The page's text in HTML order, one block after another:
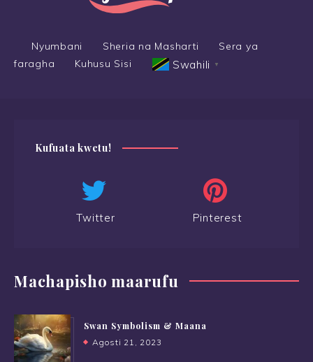
Nyumbani Sheria na Masharti
Sera ya
faragha
Kuhusu Sisi Swahili ▼
Kufuata kwetu!
Twitter Pinterest
Machapisho maarufu
Swan Symbolism & Maana
Agosti 21, 2023